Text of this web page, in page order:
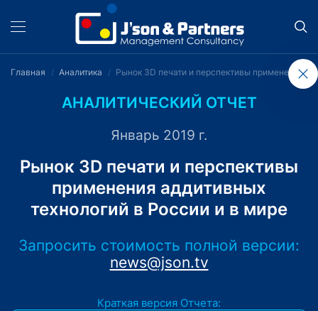
Главная Аналитика Рынок 3D печати и перспективы применения
АНАЛИТИЧЕСКИЙ ОТЧЕТ
Январь 2019 г.
Рынок 3D печати и перспективы
применения аддитивных
технологий в России и в мире
Запросить стоимость полной версии:
news@json.tv
Краткая версия Отчета: